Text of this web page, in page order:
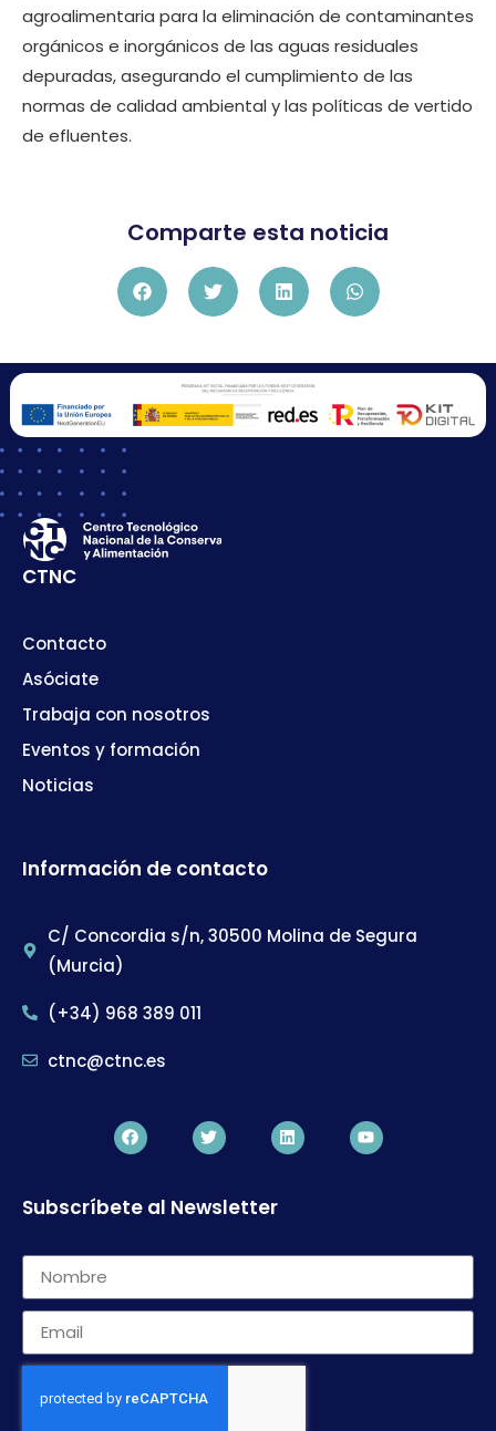
agroalimentaria para la eliminación de contaminantes
orgánicos e inorgánicos de las aguas residuales
depuradas, asegurando el cumplimiento de las
normas de calidad ambiental y las políticas de vertido
de efluentes.
Comparte esta noticia
CTNC
Contacto
Asóciate
Trabaja con nosotros
Eventos y formación
Noticias
Información de contacto
C/ Concordia s/n, 30500 Molina de Segura
(Murcia)
(+34) 968 389 011
ctnc@ctnc.es
Subscríbete al Newsletter